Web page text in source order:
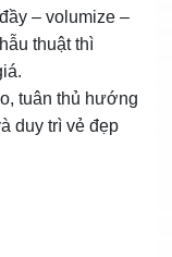
– volumize –
thuật thì
tuân thủ hướng
duy trì vẻ đẹp